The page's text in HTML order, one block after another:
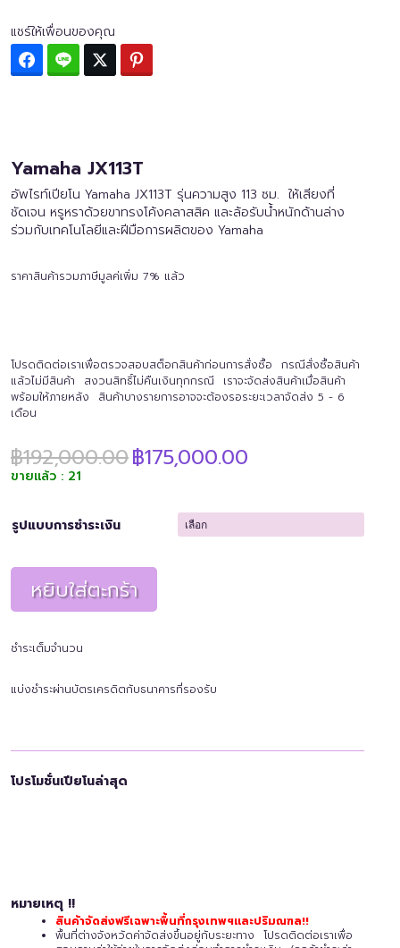
แชร์ให้เพื่อนของคุณ
Facebook
Line Twitter
Yamaha JX113T
อัพไรท์เปียโน Yamaha JX113T รุ่นความสูง 113 ซม. ให้เสียงที่
ชัดเจน หรูหราด้วยขาทรงโค้งคลาสสิค และล้อรับน้ำหนักด้านล่าง
ร่วมกับเทคโนโลยีและฝีมือการผลิตของ Yamaha
ราคาสินค้ารวมภาษีมูลค่เพิ่ม 7% แล้ว
โปรดติดต่อเราเพื่อตรวจสอบสต็อกสินค้าก่อนการสั่งซื้อ กรณีสั่งซื้อสินค้า
แล้วไม่มีสินค้า สงวนสิทธิ์ไม่คืนเงินทุกกรณี เราจะจัดส่งสินค้าเมื่อสินค้า
พร้อมให้ภายหลัง สินค้าบางรายการอาจจะต้องรอระยะเวลาจัดส่ง 5 - 6
เดือน
฿192,000.00Original
price
฿192,000.00.
฿175,000.00
฿175,000.00.
ขายแล้ว : 21
รูปแบบการชำระเงิน
หยิบใส่ตะกร้า
ชำระเต็มจำนวน
แบ่งชำระผ่านบัตรเครดิตกับธนาคารที่รองรับ
โปรโมชั่นเปียโนล่าสุด
หมายเหตุ !!
สินค้าจัดส่งฟรีเฉพาะพื้นที่กรุงเทพฯและปริมณฑล!!
พื้นที่ต่างจังหวัดค่าจัดส่งขึ้นอยู่กับระยะทาง โปรดติดต่อเราเพื่อ